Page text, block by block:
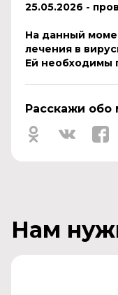
25.05.2026 -
На данный
лечения в
Ей необходимы
Расскажи обо
Нам